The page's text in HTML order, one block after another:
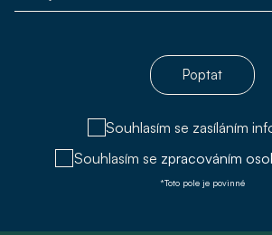
Poptat
Souhlasím se zasíláním
Souhlasím se zpracováním
*Toto pole je povinné